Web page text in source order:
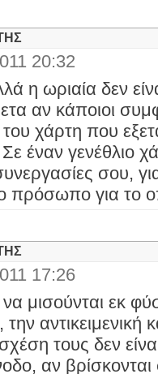
20:32
η ωριαία δεν
αν κάποιοι
χάρτη που
έναν γενέθλιο
συνεργασίες σου,
πρόσωπο για το
17:26
μισούνται εκ
αντικειμενική
τους δεν
αν